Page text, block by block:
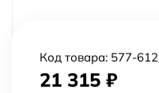
Код товара: 577-612
21 315 ₽